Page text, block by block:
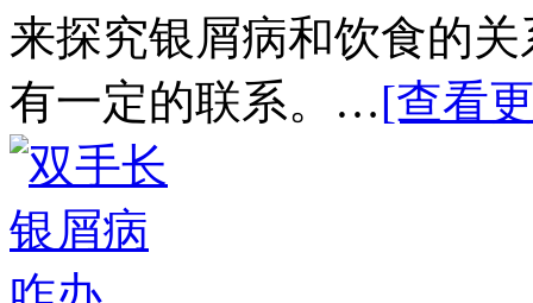
来探究银屑病和饮食的
有一定的联系。…[查看